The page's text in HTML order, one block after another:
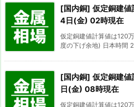
[国内銅] 仮定銅建
4日(金) 02時現在
仮定銅建値計算値は120
度の下げ余地) 日本時間
[国内銅] 仮定銅建
日(金) 08時現在
仮定銅建値計算値は120